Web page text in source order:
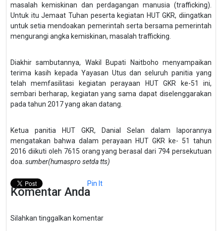
masalah kemiskinan dan perdagangan manusia (trafficking).
Untuk itu Jemaat Tuhan peserta kegiatan HUT GKR, diingatkan
untuk setia mendoakan pemerintah serta bersama pemerintah
mengurangi angka kemiskinan, masalah trafficking.
Diakhir sambutannya, Wakil Bupati Naitboho menyampaikan
terima kasih kepada Yayasan Utus dan seluruh panitia yang
telah memfasilitasi kegiatan perayaan HUT GKR ke-51 ini,
sembari berharap, kegiatan yang sama dapat diselenggarakan
pada tahun 2017 yang akan datang.
Ketua panitia HUT GKR, Danial Selan dalam laporannya
mengatakan bahwa dalam perayaan HUT GKR ke- 51 tahun
2016 diikuti oleh 7615 orang yang berasal dari 794 persekutuan
doa. sumber(humaspro setda tts)
Pin It
Komentar Anda
Silahkan tinggalkan komentar